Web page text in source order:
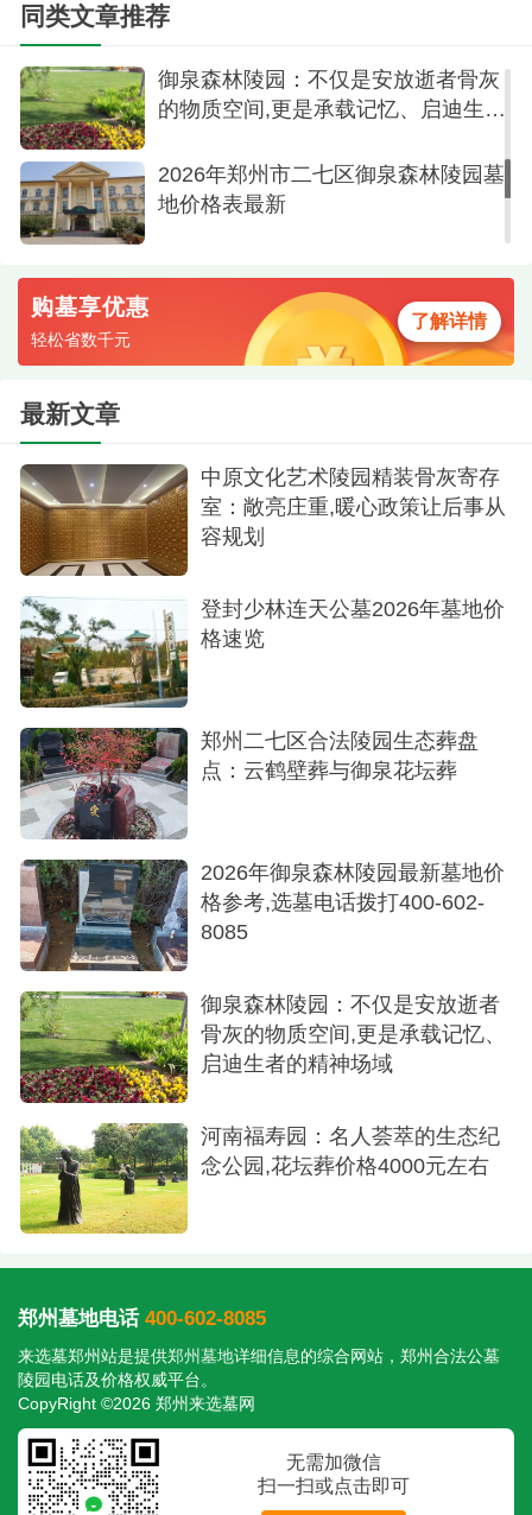
名人
二七区各陵园详细介绍
1.云鹤生态陵园
参考起价：9,000元
特色：中原地区少有的"园中园"设计，坐落于生
态植物园内、多路公交直达，交通便利、生态环境
2.御泉森林陵园
参考起价：10,800元
位置：二七区
特色：原生态森林陵园，天然植物园环境、集
旅游观光、休闲祭拜、纪念公园于一体、中西建筑
结合，具有中原文化特色
参考价格：38,000元起
位置：二七区
特色：贴近市区的花园式墓地、古典与现代园
林结合、环境优美，陶冶情操
建议预约免费专车服务，亲自到陵园考察环
境、墓型和服务，价格可能变动，购墓前请电话确
认最新价格和优惠。建议对比2-3家陵园，选择最符
合需求的墓地
同类文章推荐考,选墓电话拨打400-602-8085
御泉森林陵园：不仅是安放逝者骨灰
的物质空间,更是承载记忆、启迪生者
2026年郑州市二七区御泉森林陵园墓
地价格表最新
购墓享优惠
轻松省数千元
了解详情
最新文章
中原文化艺术陵园精装骨灰寄存
室：敞亮庄重,暖心政策让后事从
容规划
登封少林连天公墓2026年墓地价
格速览
郑州二七区合法陵园生态葬盘
点：云鹤壁葬与御泉花坛葬
2026年御泉森林陵园最新墓地价
格参考,选墓电话拨打400-602-
8085
御泉森林陵园：不仅是安放逝者
骨灰的物质空间,更是承载记忆、
启迪生者的精神场域
河南福寿园：名人荟萃的生态纪
念公园,花坛葬价格4000元左右
郑州墓地电话 400-602-8085
来选墓郑州站是提供郑州墓地详细信息的综合网站，郑州合法公墓
陵园电话及价格权威平台。
CopyRight ©2026 郑州来选墓网
无需加微信
扫一扫或点击即可